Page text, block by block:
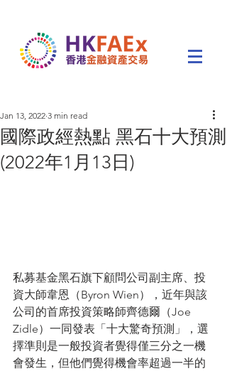
國際政經熱點 黑石十大預測
(2022年1月13日)
Jan 13, 2022 3 min read
私募基金黑石旗下顧問公司副主席、投
資大師韋恩（Byron Wien），近年與該
公司的首席投資策略師齊德爾（Joe
Zidle）一同發表「十大驚奇預測」，選
擇準則是一般投資者覺得僅三分之一機
會發生，但他們覺得機會率超過一半的